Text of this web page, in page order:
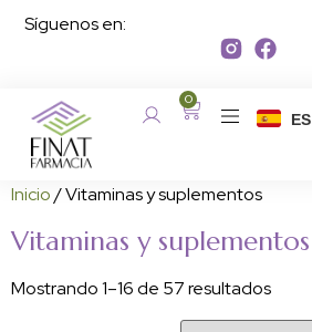
Síguenos en:
0
ES
Inicio/ Vitaminas y suplementos
Vitaminas y suplementos
Mostrando 1–16 de 57 resultados